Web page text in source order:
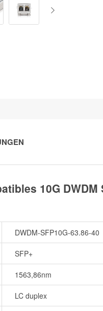
10G
DWDM-SFP10G-63.86-40
SFP+
1563,86nm
LC duplex